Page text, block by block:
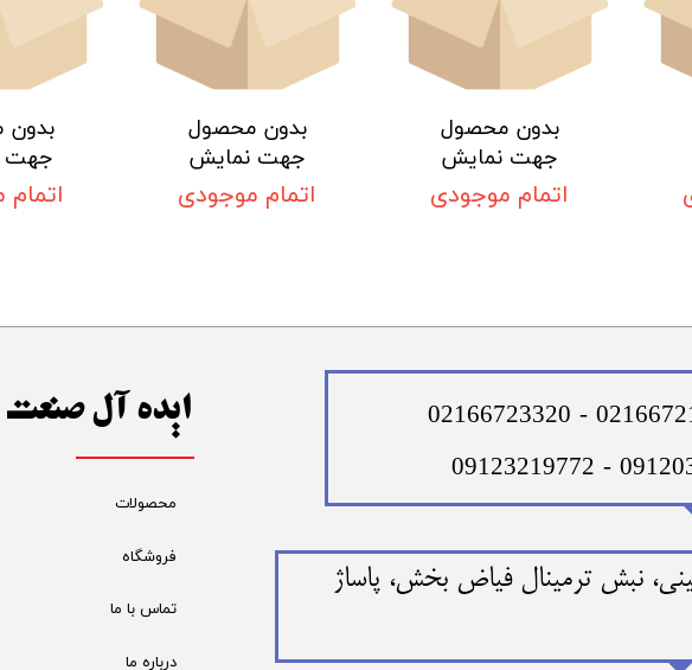
بدون محصول
جهت نمایش
اتمام موجودی
بدون محصول
جهت نمایش
اتمام موجودی
جهت
ایده آل صنعت
محصولات
فروشگاه
تماس با ما
درباره ما
نبش ترمینال فیاض بخش، پاساژ